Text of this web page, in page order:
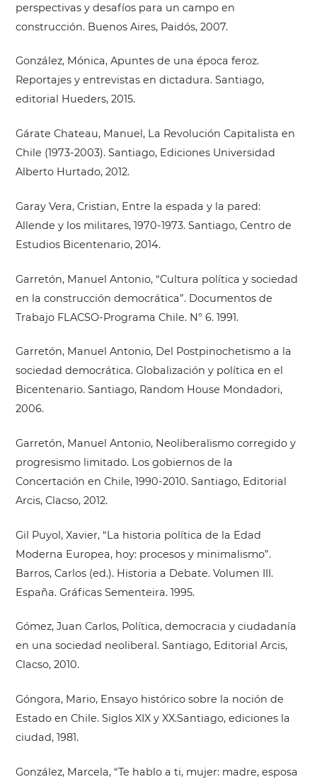
perspectivas y desafíos para un campo en
construcción. Buenos Aires, Paidós, 2007.
González, Mónica, Apuntes de una época feroz.
Reportajes y entrevistas en dictadura. Santiago,
editorial Hueders, 2015.
Gárate Chateau, Manuel, La Revolución Capitalista en
Chile (1973-2003). Santiago, Ediciones Universidad
Alberto Hurtado, 2012.
Garay Vera, Cristian, Entre la espada y la pared:
Allende y los militares, 1970-1973. Santiago, Centro de
Estudios Bicentenario, 2014.
Garretón, Manuel Antonio, “Cultura política y sociedad
en la construcción democrática”. Documentos de
Trabajo FLACSO-Programa Chile. N° 6. 1991.
Garretón, Manuel Antonio, Del Postpinochetismo a la
sociedad democrática. Globalización y política en el
Bicentenario. Santiago, Random House Mondadori,
2006.
Garretón, Manuel Antonio, Neoliberalismo corregido y
progresismo limitado. Los gobiernos de la
Concertación en Chile, 1990-2010. Santiago, Editorial
Arcis, Clacso, 2012.
Gil Puyol, Xavier, “La historia política de la Edad
Moderna Europea, hoy: procesos y minimalismo”.
Barros, Carlos (ed.). Historia a Debate. Volumen III.
España. Gráficas Sementeira. 1995.
Gómez, Juan Carlos, Política, democracia y ciudadanía
en una sociedad neoliberal. Santiago, Editorial Arcis,
Clacso, 2010.
Góngora, Mario, Ensayo histórico sobre la noción de
Estado en Chile. Siglos XIX y XX.Santiago, ediciones la
ciudad, 1981.
González, Marcela, “Te hablo a ti, mujer: madre, esposa